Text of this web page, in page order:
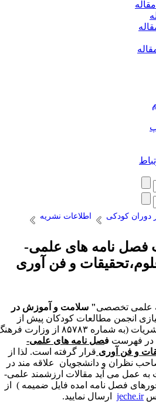
کودکی
اطلاعات نشریه
نامه های علمی-
و فن آوری
علمی تخصصی" سلامت و آموزش در
انجمن مطالعات کودکان پیش از
دبستان ایران دارای مجوز نشریات (به شماره ۸۵۷۸۳ از وزارت فرهنگ
در فهرستف صل نامه های علمی-
و فن آوری قرار گرفته است. لذا از
نظران و دانشجویان علاقه مند در
عمل می آید مقالات ارزشمند علمی-
فصل نامه امده فایل ضمیمه ) از
jeche.irارسال نمایید.